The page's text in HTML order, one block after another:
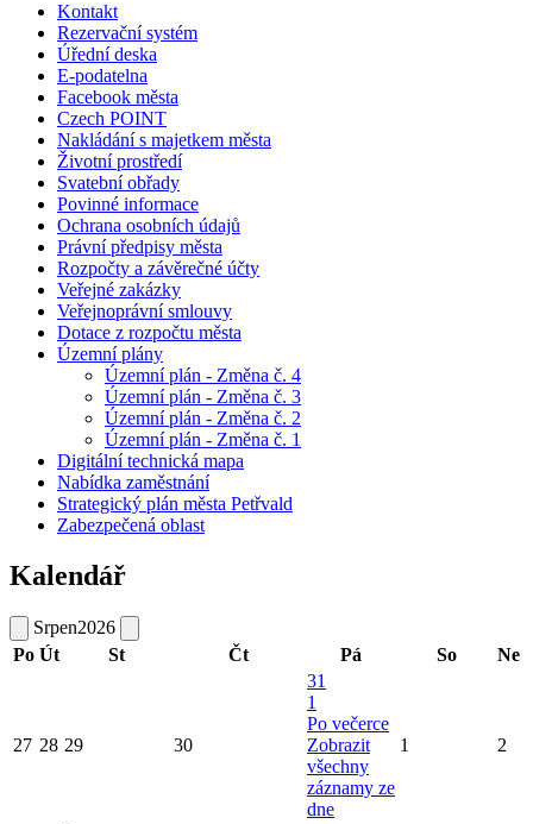
Kontakt
Rezervační systém
Úřední deska
E-podatelna
Facebook města
Czech POINT
Nakládání s majetkem města
Životní prostředí
Svatební obřady
Povinné informace
Ochrana osobních údajů
Právní předpisy města
Rozpočty a závěrečné účty
Veřejné zakázky
Veřejnoprávní smlouvy
Dotace z rozpočtu města
Územní plány
Územní plán - Změna č. 4
Územní plán - Změna č. 3
Územní plán - Změna č. 2
Územní plán - Změna č. 1
Digitální technická mapa
Nabídka zaměstnání
Strategický plán města Petřvald
Zabezpečená oblast
Kalendář
Srpen2026
Po Út St Čt Pá So Ne
27 28 29 30
31
1
Po večerce
Zobrazit
všechny
záznamy ze
dne
1 2